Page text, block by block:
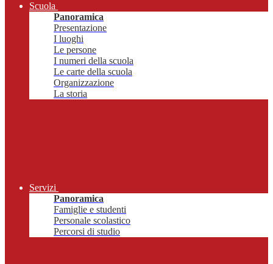
Scuola
Panoramica
Presentazione
I luoghi
Le persone
I numeri della scuola
Le carte della scuola
Organizzazione
La storia
Servizi
Panoramica
Famiglie e studenti
Personale scolastico
Percorsi di studio